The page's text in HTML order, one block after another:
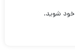
خود شوید.